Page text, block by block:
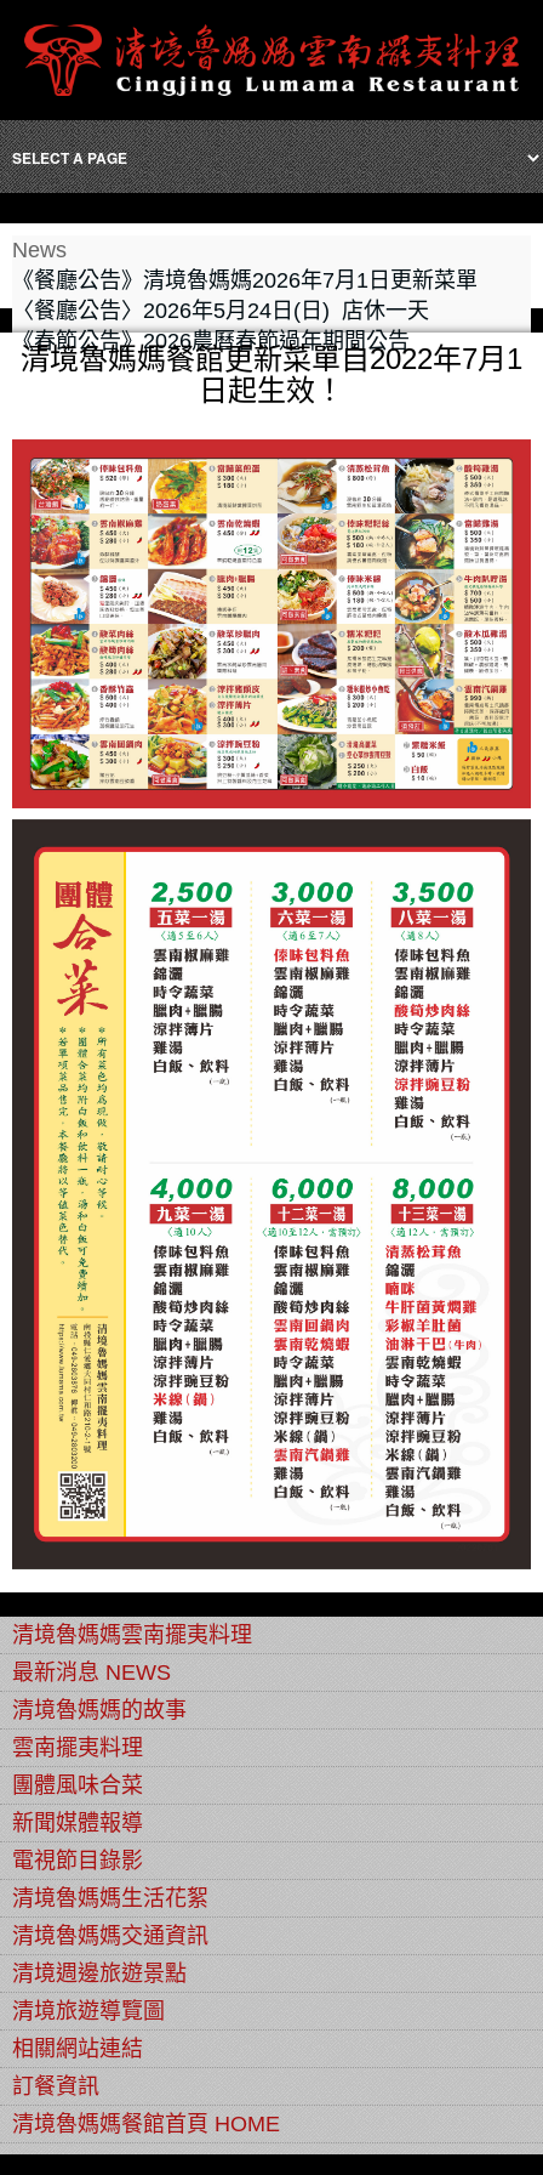
News
《餐廳公告》清境魯媽媽2026年7月1日更新菜單
〈餐廳公告〉2026年5月24日(日) 店休一天
《春節公告》2026農曆春節過年期間公告
清境魯媽媽餐館更新菜單自2022年7月1
日起生效！
清境魯媽媽雲南擺夷料理
最新消息 NEWS
清境魯媽媽的故事
雲南擺夷料理
團體風味合菜
新聞媒體報導
電視節目錄影
清境魯媽媽生活花絮
清境魯媽媽交通資訊
清境週邊旅遊景點
清境旅遊導覽圖
相關網站連結
訂餐資訊
清境魯媽媽餐館首頁 HOME